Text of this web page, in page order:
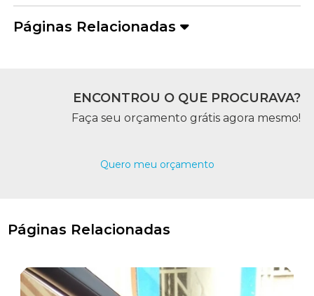
Páginas Relacionadas
ENCONTROU O QUE PROCURAVA?
Faça seu orçamento grátis agora mesmo!
Quero meu orçamento
Páginas Relacionadas